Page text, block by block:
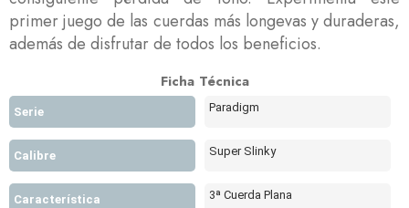
primer juego de las cuerdas más longevas y duraderas,
además de disfrutar de todos los beneficios.
Ficha Técnica
Serie Paradigm
Calibre Super Slinky
Característica 3ª Cuerda Plana